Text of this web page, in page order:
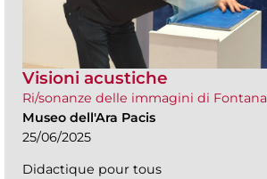
Visioni acustiche
Ri/sonanze delle immagini di Fontana
Museo dell'Ara Pacis
25/06/2025
Didactique pour tous